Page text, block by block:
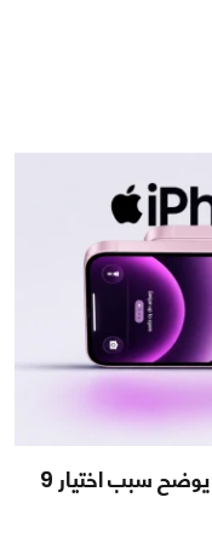
تسريب iPhone 18e الأرخص من آبل يوضح سبب اختيار 9